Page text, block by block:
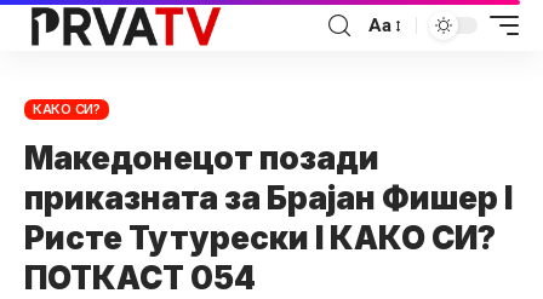
Аа
КАКО СИ?
Македонецот позади
приказната за Брајан Фишер I
Ристе Тутурески I КАКО СИ?
ПОТКАСТ 054